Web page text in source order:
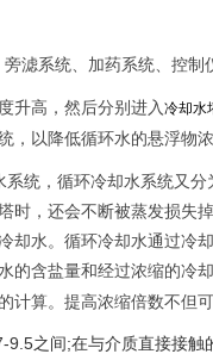
旁滤系统、加药系统、控制
升高，然后分别进入冷却水
以降低循环水的悬浮物
统，循环冷却水系统又
时，还会不断被蒸发损失
却水。循环冷却水通过
的含盐量和经过浓缩的冷
计算。提高浓缩倍数不
9.5之间 ;在与介质直接接触